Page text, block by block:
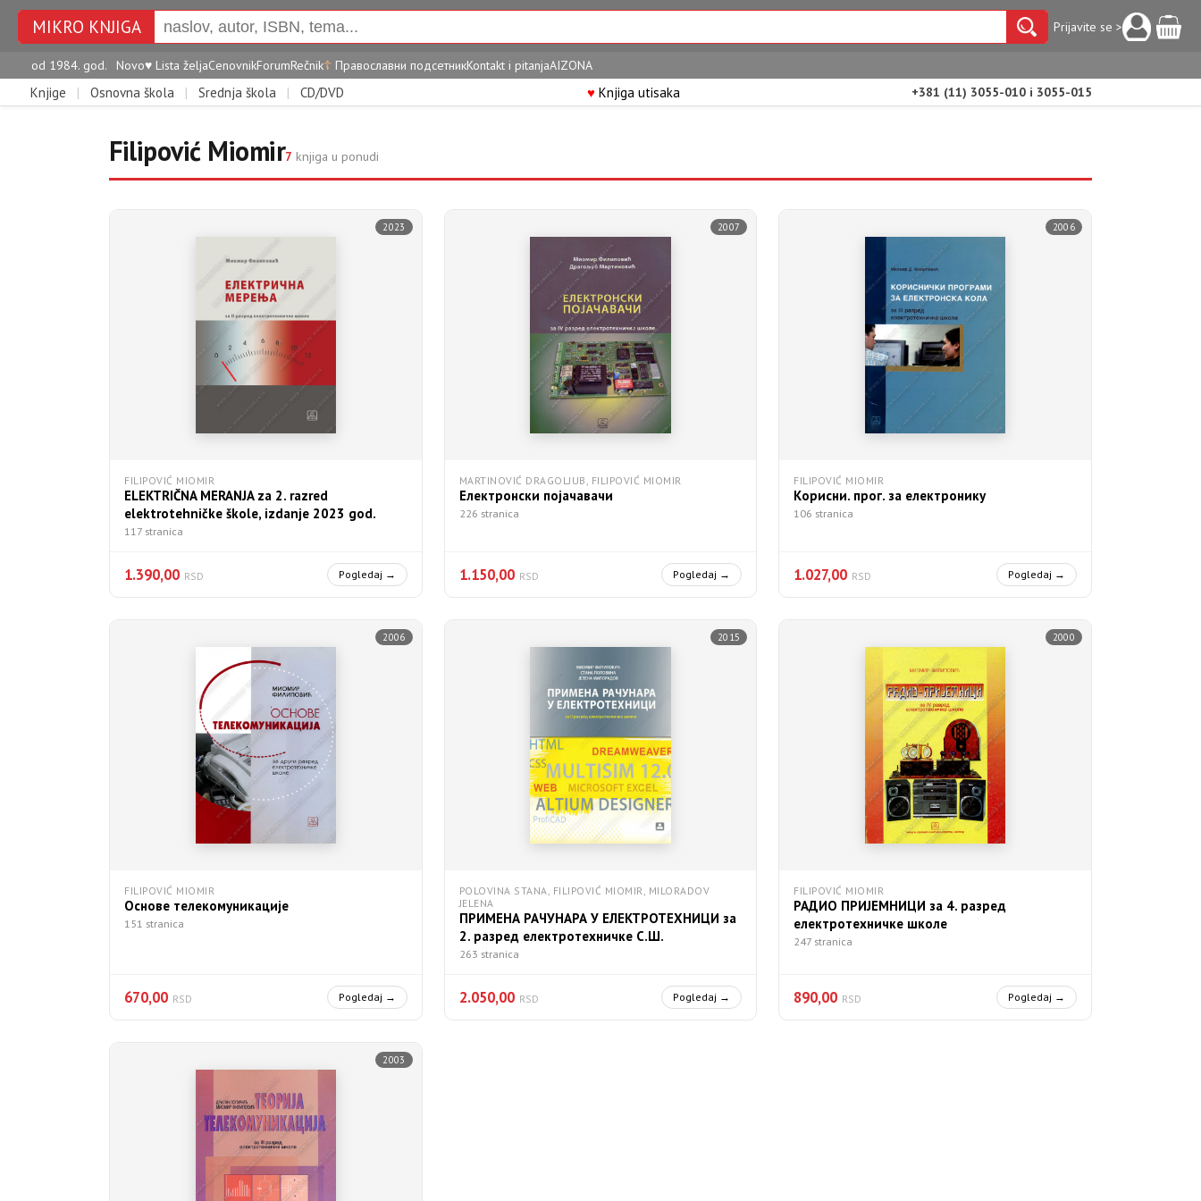
MIKRO KNJIGA Prijavite se >
od 1984. god. Novo♥ Lista željaCenovnikForumRečnik☦ Православни подсетникKontakt i pitanjaAIZONA
Knjige | Osnovna škola | Srednja škola | CD/DVD ♥Knjiga utisaka +381 (11) 3055-010 i 3055-015
Filipović Miomir7 knjiga u ponudi
2023
FILIPOVIĆ MIOMIR
ELEKTRIČNA MERANJA za 2. razred
elektrotehničke škole, izdanje 2023 god.
117 stranica
1.390,00 RSD Pogledaj →
2007
MARTINOVIĆ DRAGOLJUB, FILIPOVIĆ MIOMIR
Електронски појачавачи
226 stranica
1.150,00 RSD Pogledaj →
2006
FILIPOVIĆ MIOMIR
Корисни. прог. за електронику
106 stranica
1.027,00 RSD Pogledaj →
2006
FILIPOVIĆ MIOMIR
Основе телекомуникације
151 stranica
670,00 RSD Pogledaj →
2015
POLOVINA STANA, FILIPOVIĆ MIOMIR, MILORADOV
JELENA
ПРИМЕНА РАЧУНАРА У ЕЛЕКТРОТЕХНИЦИ за
2. разред електротехничке С.Ш.
263 stranica
2.050,00 RSD Pogledaj →
2000
FILIPOVIĆ MIOMIR
РАДИО ПРИЈЕМНИЦИ за 4. разред
електротехничке школе
247 stranica
890,00 RSD Pogledaj →
2003